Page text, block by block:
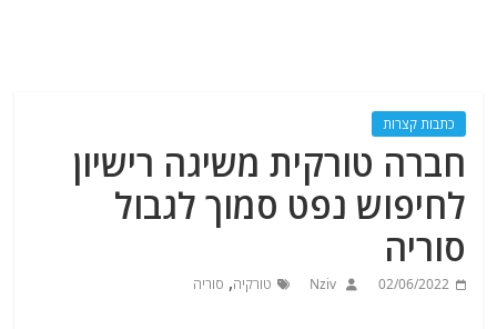
כתבות קצרות
חברה טורקית משיגה רישיון
לחיפוש נפט סמוך לגבול
סוריה
02/06/2022
Nziv טורקיה, סוריה